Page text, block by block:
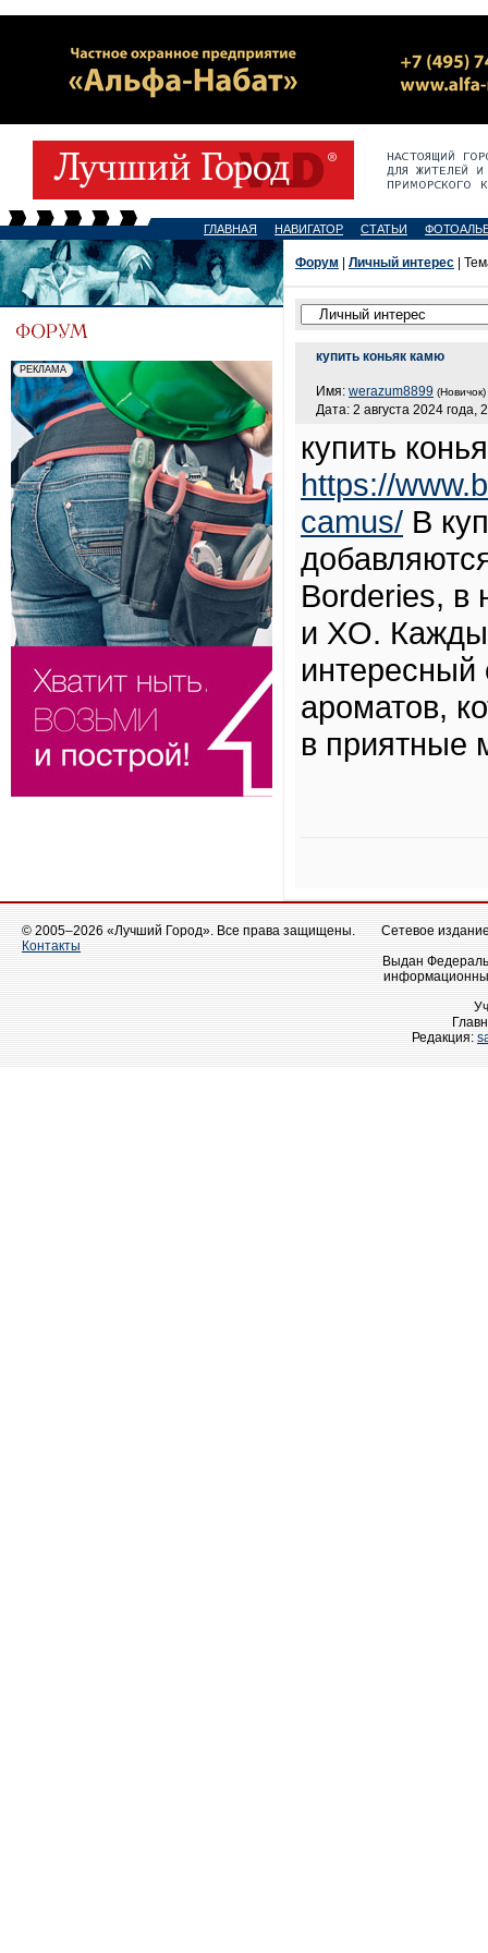
ГЛАВНАЯ НАВИГАТОР СТАТЬИ
Форум Личный интерес |
купить коньяк камю
Имя: werazum8899 (Новичок)
Дата: 2 августа 2024 года,
купить
https://
camus/ В
Borderies, в
и XO.
ароматов,
в приятные
© 2005–2026 «Лучший Город». Все права защищены.
Контакты
Сетевое
Выдан
Редакция: